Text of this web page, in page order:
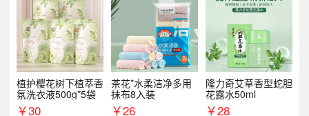
植护樱花树下植萃香
氛洗衣液500g*5袋
￥30
茶花*水柔洁净多用
抹布8入装
￥26
隆力奇艾草香型蛇胆
花露水50ml
￥28